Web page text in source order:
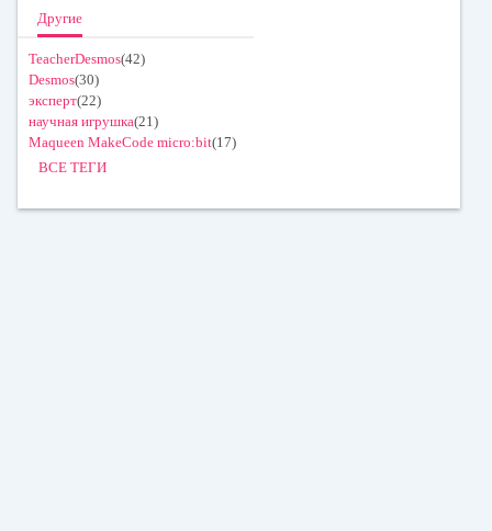
Другие
TeacherDesmos(42)
Desmos(30)
эксперт(22)
научная игрушка(21)
Maqueen MakeCode micro:bit(17)
ВСЕ ТЕГИ